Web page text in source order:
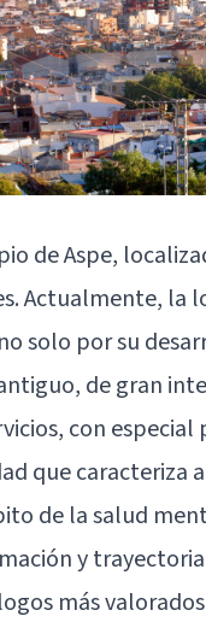
de Aspe,
Actualmente, la
solo por su
de gran
con
que caracteriza
de la salud
y
más